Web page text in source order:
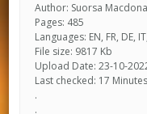
Author: Suorsa
Pages: 485
Languages: EN, FR, DE,
File size: 9817 Kb
Upload Date: 23-10-
Last checked: 17
.
.